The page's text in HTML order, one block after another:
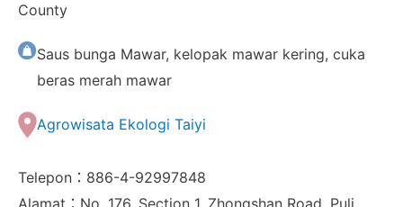
County
Saus bunga Mawar, kelopak mawar kering, cuka
beras merah mawar
Agrowisata Ekologi Taiyi
Telepon：886-4-92997848